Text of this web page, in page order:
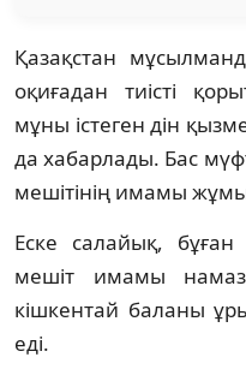
Қазақстан
оқиғадан тиісті
мұны істеген дін
да хабарлады. Бас
мешітінің имамы
Еске салайық,
мешіт имамы намаз
кішкентай баланы
еді.